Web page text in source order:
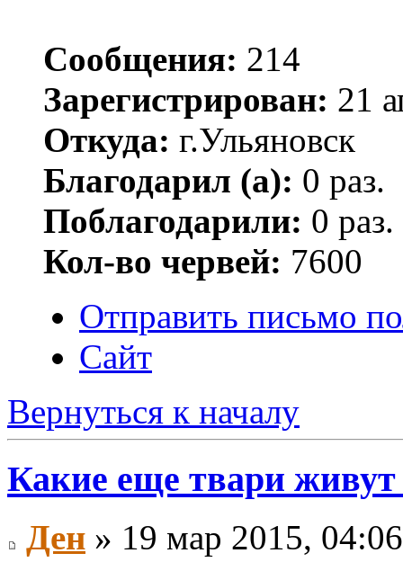
Сообщения: 214
Зарегистрирован: 21
Откуда: г.Ульяновск
Благодарил (а): 0 раз.
Поблагодарили: 0 раз.
Кол-во червей: 7600
Отправить письмо
Сайт
Вернуться к началу
Какие еще твари
Ден » 19 мар 2015, 04:06